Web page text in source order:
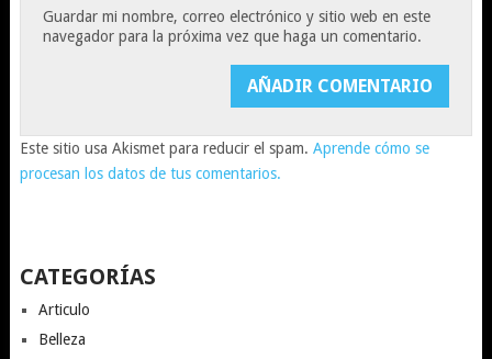
Guardar mi nombre, correo electrónico y sitio web en este
navegador para la próxima vez que haga un comentario.
Este sitio usa Akismet para reducir el spam. Aprende cómo se
procesan los datos de tus comentarios.
CATEGORÍAS
Articulo
Belleza